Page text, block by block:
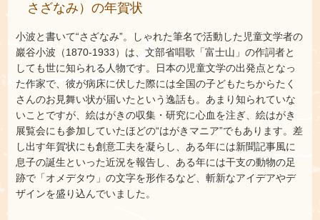
さざなみ）の年賀状
小波と書いて“さざなみ”。しゃれた筆名で活動した児童文学者の
巖谷小波（1870‐1933）は、文部省唱歌「富士山」の作詞者と
しても世に知られる人物です。日本の児童文学の出発点となっ
た作家で、彼が病床に伏した際には全国の子どもたちからたく
さんのお見舞い状が届いたという逸話も。あまり知られていな
いことですが、絵はがきの収集・研究に心血を注ぎ、絵はがき
展覧会にも参加していたほどの“はがきマニア”でもあります。差
し出す年賀状にも創意工夫を凝らし、ある年には新聞記事風に
息子の誕生といった近況を報告し、ある年には干支の動物の足
跡で「オメデタウ」の文字を形作るなど、斬新なアイデアやデ
ザインを盛り込んでいました。